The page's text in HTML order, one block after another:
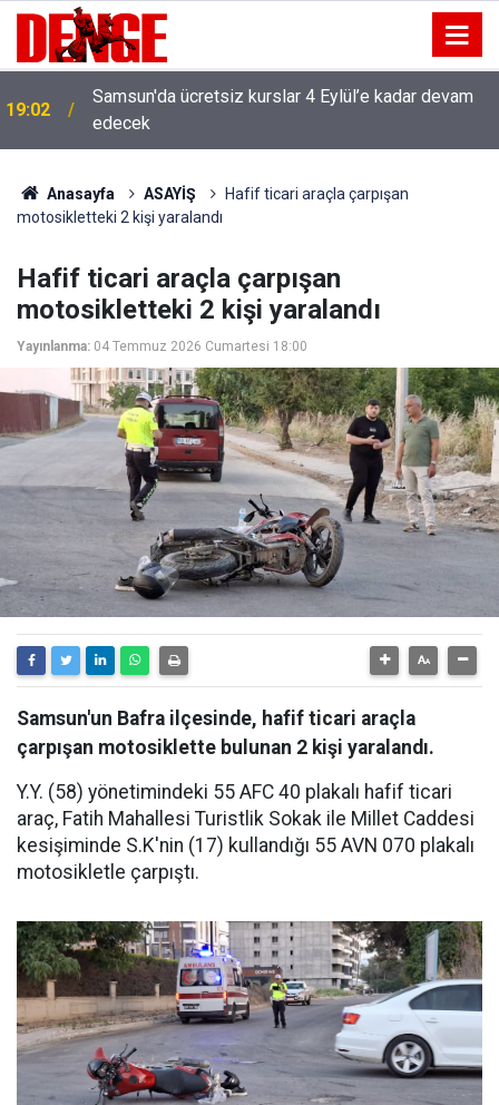
19:02
Samsun'da ücretsiz kurslar 4 Eylül’e kadar devam
edecek
Anasayfa ASAYİŞ
Hafif ticari araçla çarpışan
motosikletteki 2 kişi yaralandı
Hafif ticari araçla çarpışan
motosikletteki 2 kişi yaralandı
Yayınlanma: 04 Temmuz 2026 Cumartesi 18:00
Samsun'un Bafra ilçesinde, hafif ticari araçla
çarpışan motosiklette bulunan 2 kişi yaralandı.
Y.Y. (58) yönetimindeki 55 AFC 40 plakalı hafif ticari
araç, Fatih Mahallesi Turistlik Sokak ile Millet Caddesi
kesişiminde S.K'nin (17) kullandığı 55 AVN 070 plakalı
motosikletle çarpıştı.